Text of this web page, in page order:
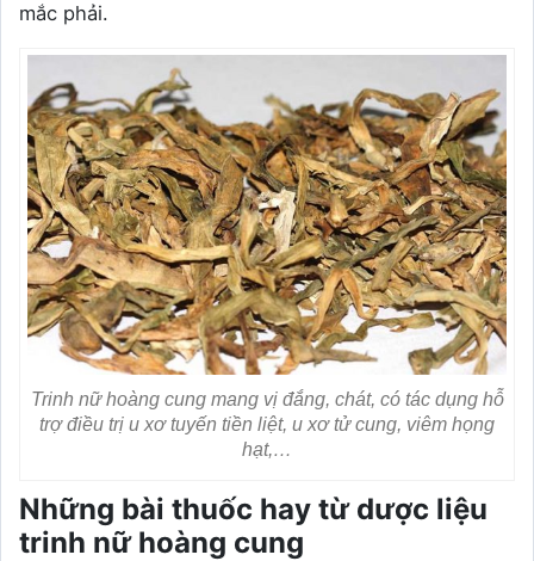
mắc phải.
Trinh nữ hoàng cung mang vị đắng, chát, có tác dụng hỗ
trợ điều trị u xơ tuyến tiền liệt, u xơ tử cung, viêm họng
hạt,…
Những bài thuốc hay từ dược liệu
trinh nữ hoàng cung